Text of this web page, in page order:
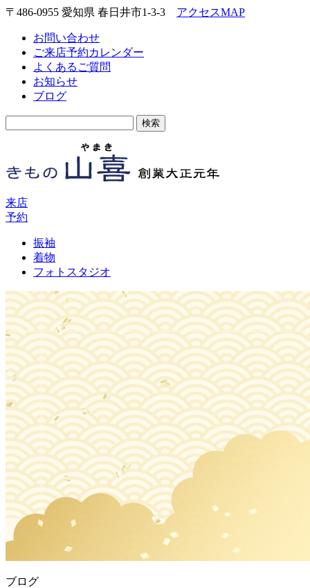
〒486-0955 愛知県 春日井市1-3-3 アクセスMAP
お問い合わせ
ご来店予約カレンダー
よくあるご質問
お知らせ
ブログ
来店
予約
振袖
着物
フォトスタジオ
ブログ